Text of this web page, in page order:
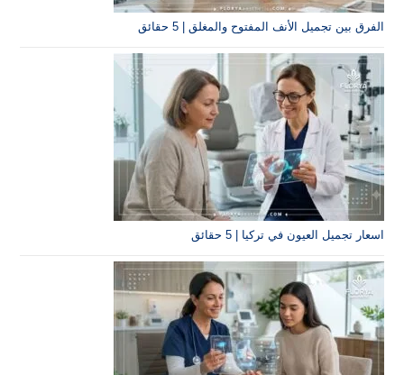
المفتوح والمغلق | 5 حقائق
في تركيا | 5 حقائق